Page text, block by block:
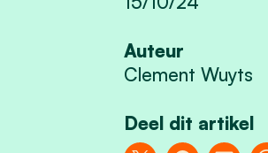
Auteur
Clement Wuyts
Deel dit artikel